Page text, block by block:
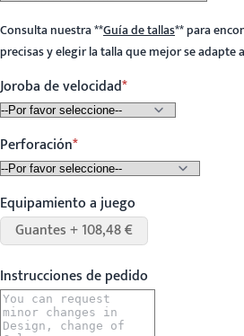
Consulta nuestra**Guía de tallas**para
precisas y elegir la talla que mejor se adapte
Joroba de velocidad
Perforación
Equipamiento a juego
Guantes + 108,48 €
Instrucciones de pedido